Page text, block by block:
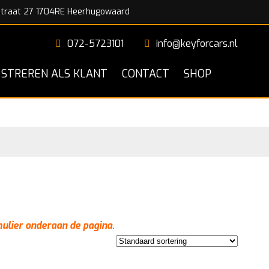
27 1704RE Heerhugowaard
072-5723101 info@keyforcars.nl
ALS KLANT CONTACT SHOP
onderaan de pagina.